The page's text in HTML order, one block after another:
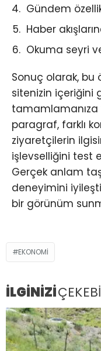
Gündem
Haber
Okuma seyri
Sonuç olarak, bu
sitenizin içeriğini
tamamlamanıza
paragraf, farklı
ziyaretçilerin
işlevselliğini test
Gerçek anlam
deneyimini
bir görünüm
EKONOMI
İLGİNİZİ